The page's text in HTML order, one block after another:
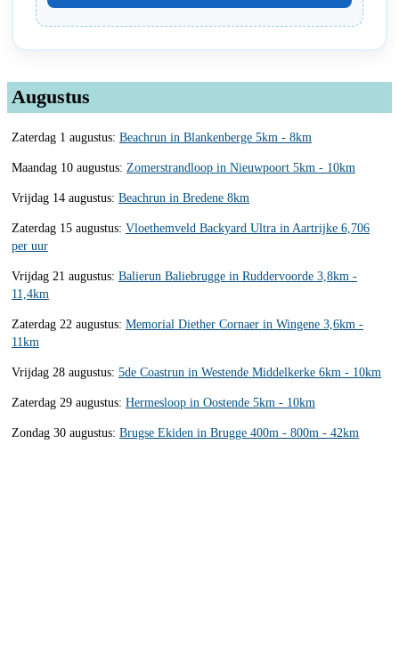
Augustus
Zaterdag 1 augustus: Beachrun in Blankenberge 5km - 8km
Maandag 10 augustus: Zomerstrandloop in Nieuwpoort 5km - 10km
Vrijdag 14 augustus: Beachrun in Bredene 8km
Zaterdag 15 augustus: Vloethemveld Backyard Ultra in Aartrijke 6,706
per uur
Vrijdag 21 augustus: Balierun Baliebrugge in Ruddervoorde 3,8km -
11,4km
Zaterdag 22 augustus: Memorial Diether Cornaer in Wingene 3,6km -
11km
Vrijdag 28 augustus: 5de Coastrun in Westende Middelkerke 6km - 10km
Zaterdag 29 augustus: Hermesloop in Oostende 5km - 10km
Zondag 30 augustus: Brugse Ekiden in Brugge 400m - 800m - 42km